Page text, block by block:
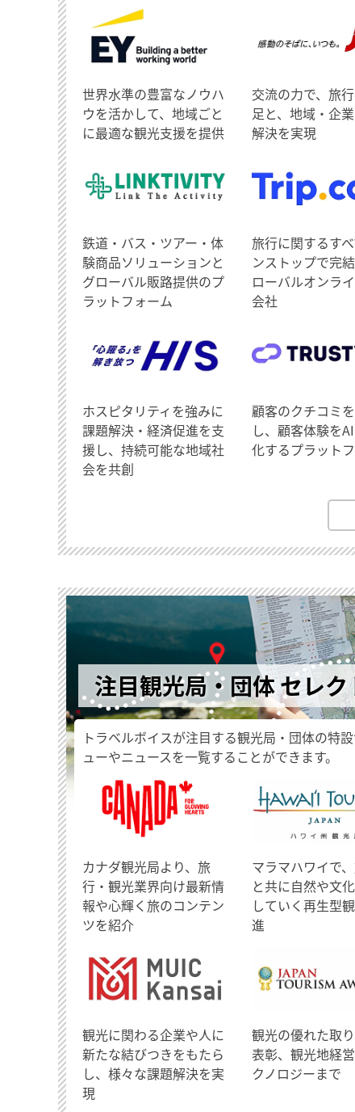
世界水準の豊富なノウハ
ウを活かして、地域ごと
に最適な観光支援を提供
交流の力で、旅
足と、地域・企
解決を実現
鉄道・バス・ツアー・体
験商品ソリューションと
グローバル販路提供のプ
ラットフォーム
旅行に関するす
ンストップで完
ローバルオンラ
会社
ホスピタリティを強みに
課題解決・経済促進を支
援し、持続可能な地域社
会を共創
顧客のクチコミ
し、顧客体験を
化するプラット
注目観光局・団体 セレク
トラベルボイスが注目する観光局・団体の特
ューやニュースを一覧することができます。
​カナダ観光局より、旅
行・観光業界向け最新情
報や心輝く旅のコンテン
ツを紹介
マラマハワイで
と共に自然や文
していく再生型
進
観光に関わる企業や人に
新たな結びつきをもたら
し、様々な課題解決を実
現
観光の優れた取
表彰、観光地経
クノロジーまで